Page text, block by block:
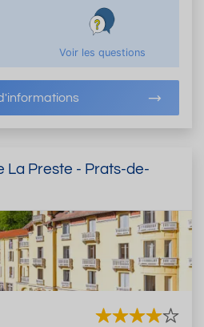
Voir les questions
La Preste - Prats-de-